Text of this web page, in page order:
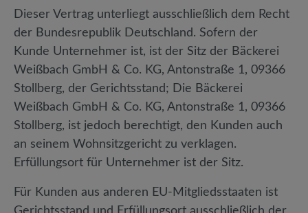
Dieser Vertrag unterliegt ausschließlich dem Recht
der Bundesrepublik Deutschland. Sofern der
Kunde Unternehmer ist, ist der Sitz der Bäckerei
Weißbach GmbH & Co. KG, Antonstraße 1, 09366
Stollberg, der Gerichtsstand; Die Bäckerei
Weißbach GmbH & Co. KG, Antonstraße 1, 09366
Stollberg, ist jedoch berechtigt, den Kunden auch
an seinem Wohnsitzgericht zu verklagen.
Erfüllungsort für Unternehmer ist der Sitz.
Für Kunden aus anderen EU-Mitgliedsstaaten ist